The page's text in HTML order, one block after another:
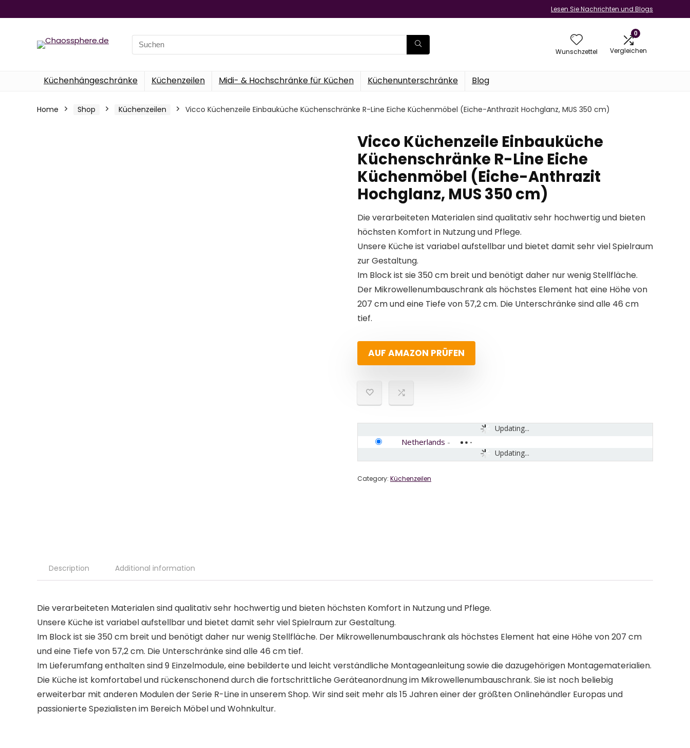
Lesen Sie Nachrichten und Blogs
Search
for:
Wunschzettel
0
Vergleichen
Küchenhängeschränke Küchenzeilen Midi- & Hochschränke für Küchen Küchenunterschränke Blog
Home Shop Küchenzeilen Vicco Küchenzeile Einbauküche Küchenschränke R-Line Eiche Küchenmöbel (Eiche-Anthrazit Hochglanz, MUS 350 cm)
Vicco Küchenzeile Einbauküche
Küchenschränke R-Line Eiche
Küchenmöbel (Eiche-Anthrazit
Hochglanz, MUS 350 cm)
Die verarbeiteten Materialen sind qualitativ sehr hochwertig und bieten
höchsten Komfort in Nutzung und Pflege.
Unsere Küche ist variabel aufstellbar und bietet damit sehr viel Spielraum
zur Gestaltung.
Im Block ist sie 350 cm breit und benötigt daher nur wenig Stellfläche.
Der Mikrowellenumbauschrank als höchstes Element hat eine Höhe von
207 cm und eine Tiefe von 57,2 cm. Die Unterschränke sind alle 46 cm
tief.
AUF AMAZON PRÜFEN
Updating...
Updating...
Netherlands -
Category: Küchenzeilen
Description Additional information
Die verarbeiteten Materialen sind qualitativ sehr hochwertig und bieten höchsten Komfort in Nutzung und Pflege.
Unsere Küche ist variabel aufstellbar und bietet damit sehr viel Spielraum zur Gestaltung.
Im Block ist sie 350 cm breit und benötigt daher nur wenig Stellfläche. Der Mikrowellenumbauschrank als höchstes Element hat eine Höhe von 207 cm
und eine Tiefe von 57,2 cm. Die Unterschränke sind alle 46 cm tief.
Im Lieferumfang enthalten sind 9 Einzelmodule, eine bebilderte und leicht verständliche Montageanleitung sowie die dazugehörigen Montagematerialien.
Die Küche ist komfortabel und rückenschonend durch die fortschrittliche Geräteanordnung im Mikrowellenumbauschrank. Sie ist noch beliebig
erweiterbar mit anderen Modulen der Serie R-Line in unserem Shop. Wir sind seit mehr als 15 Jahren einer der größten Onlinehändler Europas und
passionierte Spezialisten im Bereich Möbel und Wohnkultur.